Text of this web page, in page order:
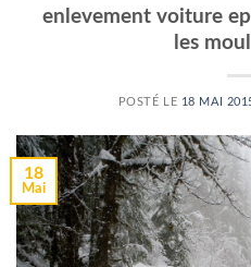
enlevement voiture
les
POSTÉ LE 18 MAI
18
Mai